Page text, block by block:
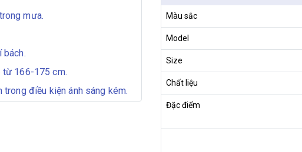
mưa.
bách.
từ 166-175 cm.
điều kiện ánh sáng kém.
Màu sắc
Model
Size
Chất liệu
Đặc điểm